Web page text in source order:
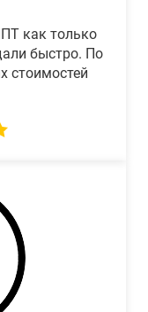
как только
быстро. По
стоимостей